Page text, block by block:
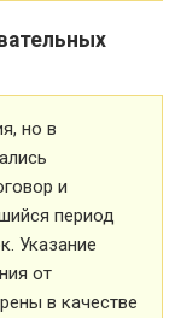
но в
и
период
Указание
от
в качестве